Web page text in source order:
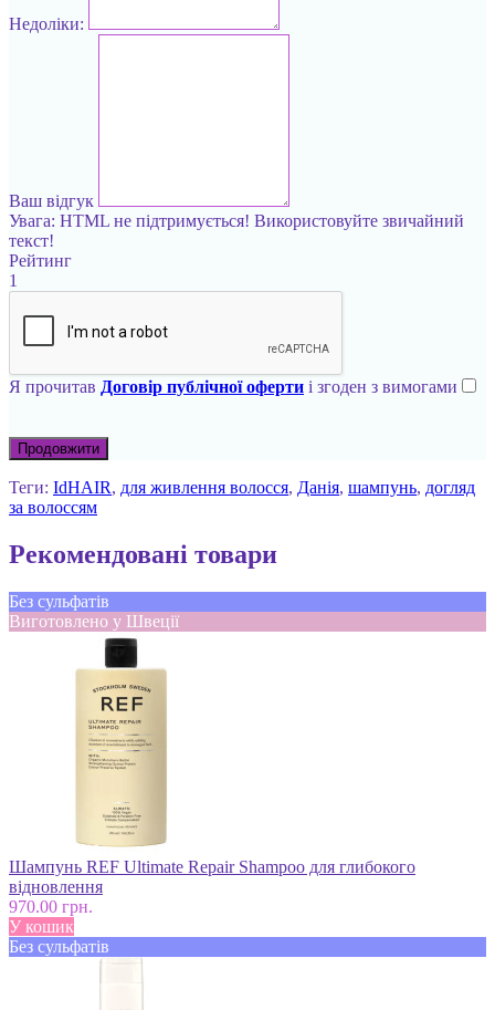
Недоліки:
Ваш відгук
Увага: HTML не підтримується! Використовуйте звичайний
текст!
Рейтинг
1
Я прочитав Договір публічної оферти і згоден з вимогами
Продовжити
Теги: IdHAIR, для живлення волосся, Данія, шампунь, догляд
за волоссям
Рекомендовані товари
Без сульфатів
Виготовлено у Швеції
Шампунь REF Ultimate Repair Shampoo для глибокого
відновлення
970.00 грн.
У кошик
Без сульфатів